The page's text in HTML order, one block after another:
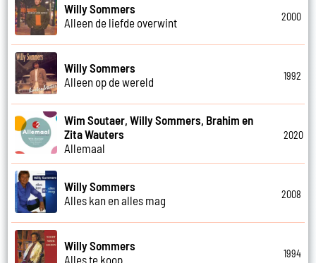
Willy Sommers
Alleen de liefde overwint
2000
Willy Sommers
Alleen op de wereld
1992
Wim Soutaer, Willy Sommers, Brahim en
Zita Wauters
Allemaal
2020
Willy Sommers
Alles kan en alles mag
2008
Willy Sommers
Alles te koop
1994